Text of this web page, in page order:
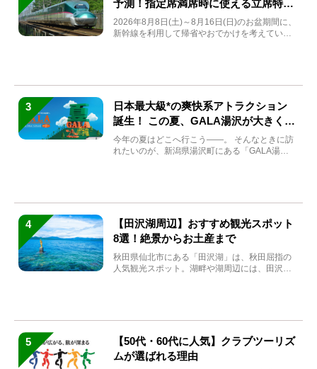
予測！指定席満席時に使える立席特急
券も解説
2026年8月8日(土)～8月16日(日)のお盆期間に、
新幹線を利用して帰省やおでかけを考えている
3
日本最大級*の爽快系アトラクション
誕生！ この夏、GALA湯沢が大きく生
まれ変わる
今年の夏はどこへ行こう――。 そんなときに訪
れたいのが、新潟県湯沢町にある「GALA湯
4
【田沢湖周辺】おすすめ観光スポット
8選！絶景からお土産まで
秋田県仙北市にある「田沢湖」は、秋田屈指の
人気観光スポット。湖畔や湖周辺には、田沢湖
5
【50代・60代に人気】クラブツーリズ
ムが選ばれる理由